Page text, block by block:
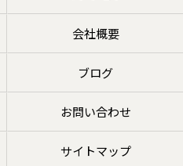
会社概要
ブログ
お問い合わせ
サイトマップ